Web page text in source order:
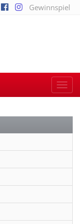
Gewinnspiel